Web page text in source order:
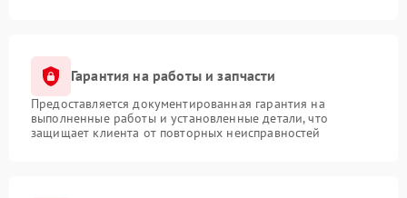
Гарантия на работы и запчасти
Предоставляется документированная гарантия на
выполненные работы и установленные детали, что
защищает клиента от повторных неисправностей